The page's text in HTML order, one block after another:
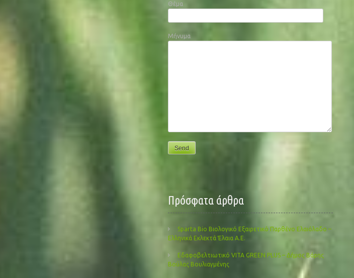
Θέμα
Μήνυμα
Πρόσφατα άρθρα
Sparta Bio Βιολογικό Εξαιρετικό Παρθένο Ελαιόλαδο –
Ελληνικά Εκλεκτά Έλαια Α.Ε.
Εδαφοβελτιωτικό VITA GREEN PLUS – Δήμος Βάρης
Βούλας Βουλιαγμένης